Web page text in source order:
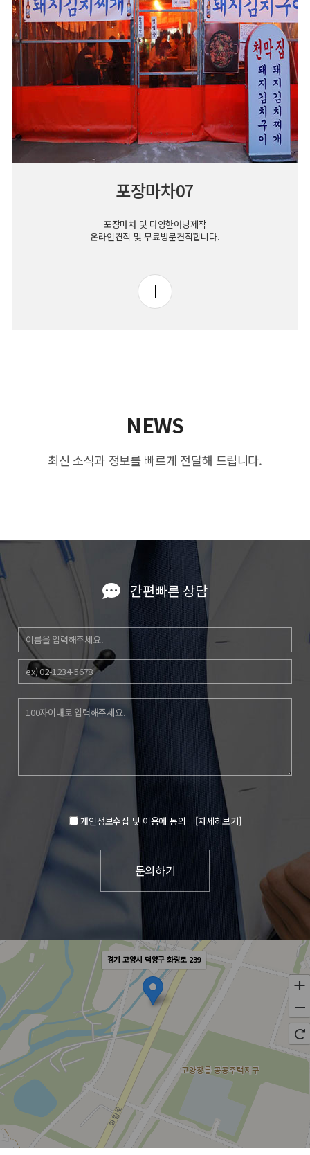
포장마차07
포장마차 및 다양한어닝제작
온라인견적 및 무료방문견적합니다.
NEWS
최신 소식과 정보를 빠르게 전달해 드립니다.
간편빠른 상담
개인정보수집 및 이용에 동의 [자세히보기]
경기 고양시 덕양구 화랑로 239